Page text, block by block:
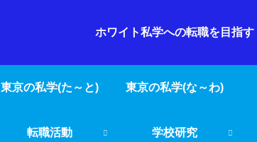
ホワイト私学への転職を目指す
東京の私学(た～と) 東京の私学(な～わ)
転職活動 学校研究